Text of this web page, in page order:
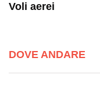
Voli aerei
DOVE ANDARE